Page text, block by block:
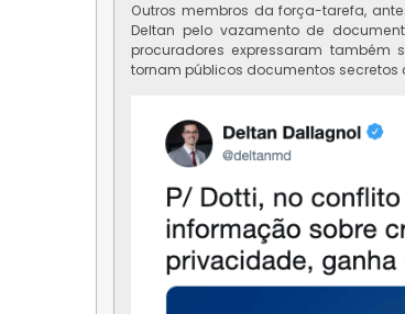
Outros membros da força-tarefa,
Deltan pelo vazamento de
procuradores expressaram também
tornam públicos documentos